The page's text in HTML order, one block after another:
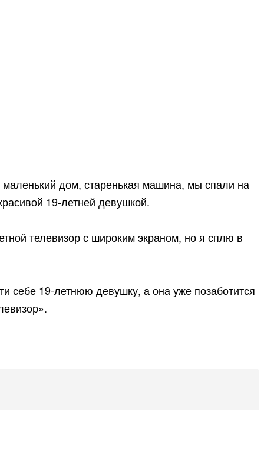
дом, старенькая машина, мы спали на
19-летней девушкой.
телевизор с широким экраном, но я сплю в
себе 19-летнюю девушку, а она уже позаботится